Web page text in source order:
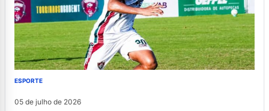
ESPORTE
05 de julho de 2026